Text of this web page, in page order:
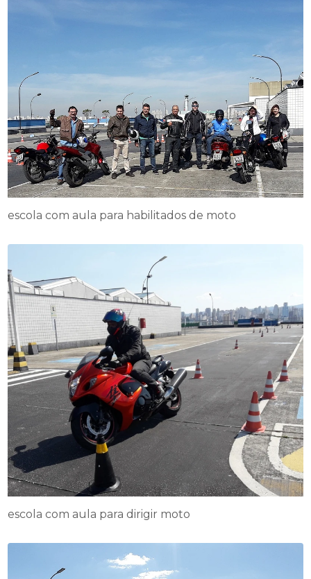
escola com aula para habilitados de moto
escola com aula para dirigir moto